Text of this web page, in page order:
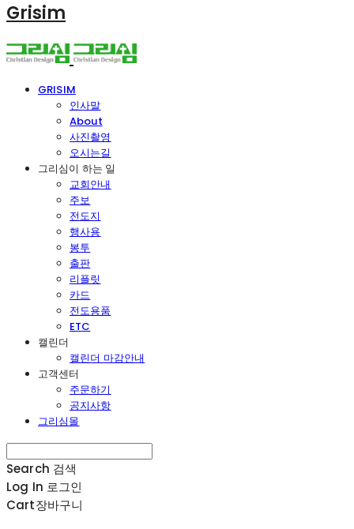
Grisim
GRISIM
인사말
About
사진촬영
오시는길
그리심이 하는 일
교회안내
주보
전도지
행사용
봉투
출판
리플릿
카드
전도용품
ETC
캘린더
캘린더 마감안내
고객센터
주문하기
공지사항
그리심몰
Search 검색
Log In 로그인
Cart장바구니